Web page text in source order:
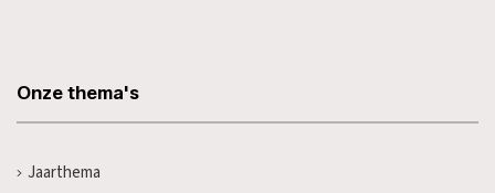
Onze thema's
Jaarthema